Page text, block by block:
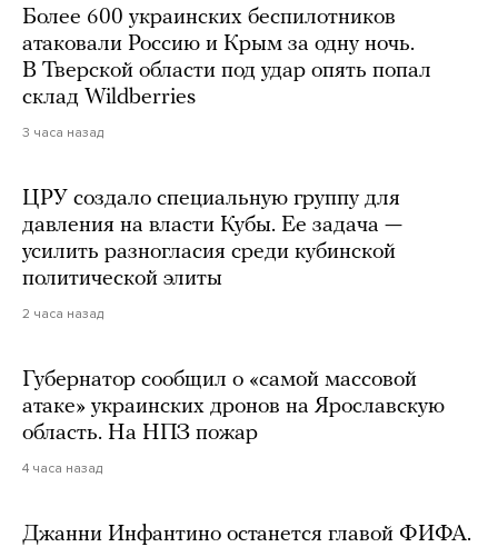
Более 600 украинских беспилотников
атаковали Россию и Крым за одну ночь.
В Тверской области под удар опять попал
склад Wildberries
3 часа назад
ЦРУ создало специальную группу для
давления на власти Кубы. Ее задача —
усилить разногласия среди кубинской
политической элиты
2 часа назад
Губернатор сообщил о «самой массовой
атаке» украинских дронов на Ярославскую
область. На НПЗ пожар
4 часа назад
Джанни Инфантино останется главой ФИФА.